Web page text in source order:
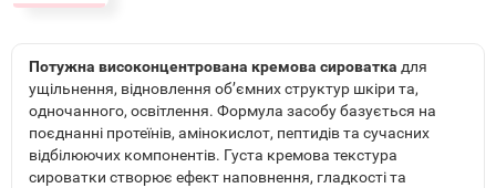
Потужна високонцентрована кремова сироватка для
ущільнення, відновлення об’ємних структур шкіри та,
одночанного, освітлення. Формула засобу базується на
поєднанні протеїнів, амінокислот, пептидів та сучасних
відбілюючих компонентів. Густа кремова текстура
сироватки створює ефект наповнення, гладкості та